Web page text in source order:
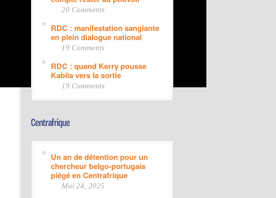
20 Comments
RDC : manifestation sanglante
en plein dialogue national
19 Comments
RDC : quand Kerry pousse
Kabila vers la sortie
19 Comments
Un an de détention pour un
chercheur belgo-portugais
piégé en Centrafrique
Mai 24, 2025